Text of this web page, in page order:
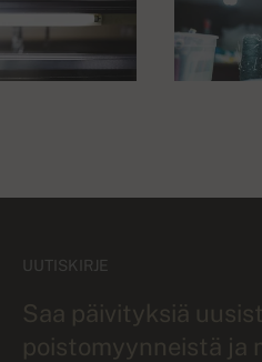
UUTISKIRJE
Saa päivityksiä
poistomyynneistä ja